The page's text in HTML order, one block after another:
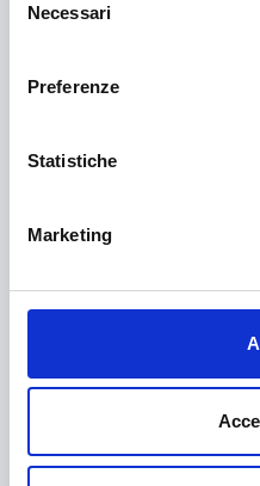
delNecessari
Preferenze
Statistiche
Marketing
Edilizia
Emittenti radiofoniche
Farmaceutico
Farmacia e/o chimica
Festival e mostre
Formazione e lavoro